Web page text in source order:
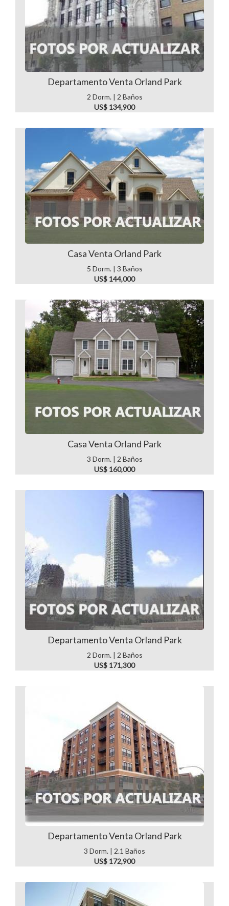
Departamento Venta Orland Park
2 Dorm. | 2 Baños
US$ 134,900
Casa Venta Orland Park
5 Dorm. | 3 Baños
US$ 144,000
Casa Venta Orland Park
3 Dorm. | 2 Baños
US$ 160,000
Departamento Venta Orland Park
2 Dorm. | 2 Baños
US$ 171,300
Departamento Venta Orland Park
3 Dorm. | 2.1 Baños
US$ 172,900